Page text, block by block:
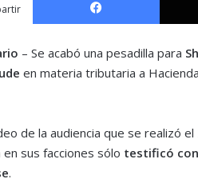
– Se acabó una pesadilla para
en materia tributaria a
de la audiencia que se realizó
sus facciones sólo testificó con
.